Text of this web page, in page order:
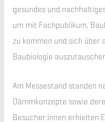
gesundes und
um mit Fachpublikum,
zu kommen und sich über
Baubiologie
Am Messestand standen
Dämmkonzepte sowie
Besucher:innen erhielten